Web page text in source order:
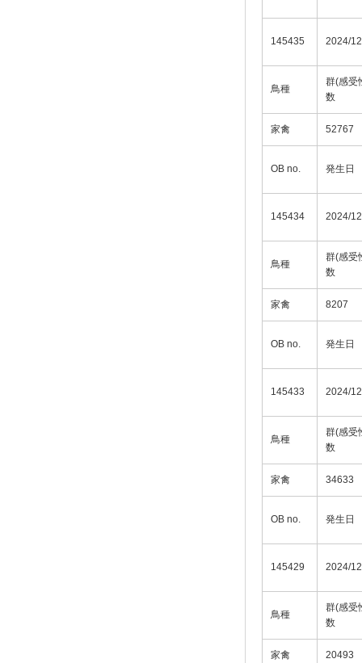
145435 2024/
鳥種
群(感受
数
家禽 52767
OB no. 発生日
145434 2024/
鳥種
群(感受
数
家禽 8207
OB no. 発生日
145433 2024/
鳥種
群(感受
数
家禽 34633
OB no. 発生日
145429 2024/
鳥種
群(感受
数
家禽 20493